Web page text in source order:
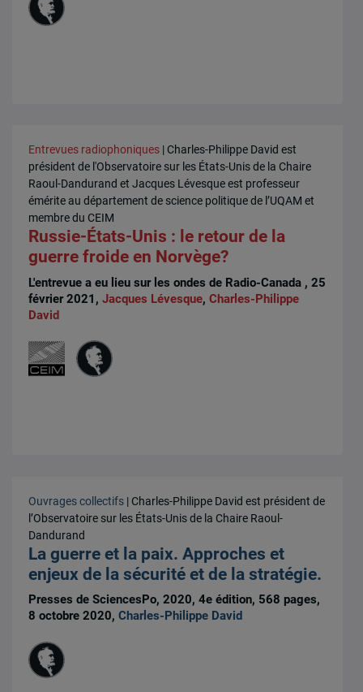
Entrevues radiophoniques | Charles-Philippe David est
président de l'Observatoire sur les États-Unis de la Chaire
Raoul-Dandurand et Jacques Lévesque est professeur
émérite au département de science politique de l’UQAM et
membre du CEIM
Russie-États-Unis : le retour de la
guerre froide en Norvège?
L'entrevue a eu lieu sur les ondes de Radio-Canada , 25
février 2021,Jacques Lévesque,Charles-Philippe
David
Ouvrages collectifs | Charles-Philippe David est président de
l’Observatoire sur les États-Unis de la Chaire Raoul-
Dandurand
La guerre et la paix. Approches et
enjeux de la sécurité et de la stratégie.
Presses de SciencesPo, 2020, 4e édition, 568 pages,
8 octobre 2020,Charles-Philippe David